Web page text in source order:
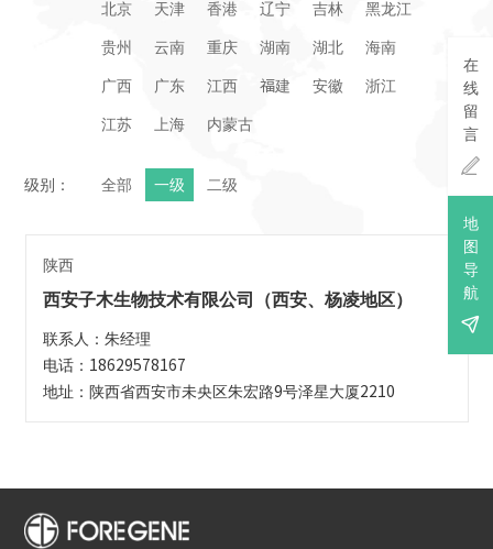
在
线
留
言

地
图
导
航

北京 天津 香港 辽宁 吉林 黑龙江
贵州 云南 重庆 湖南 湖北 海南
广西 广东 江西 福建 安徽 浙江
江苏 上海 内蒙古
级别： 全部 一级 二级
陕西
西安子木生物技术有限公司（西安、杨凌地区）
联系人：朱经理
电话：18629578167
地址：陕西省西安市未央区朱宏路9号泽星大厦2210